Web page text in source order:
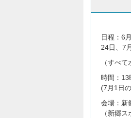
日程：6
24日、7
（すべ
時間：13
(7月1日
会場：新
（新郷